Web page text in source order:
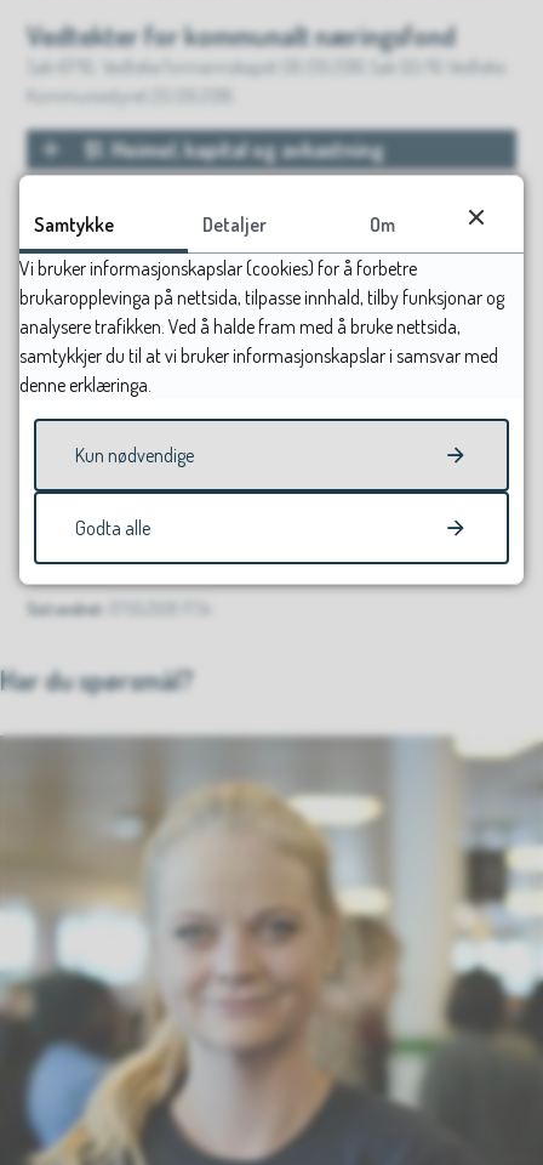
Vedtekter for kommunalt næringsfond
Sak 47/16. Vedteke formannskapet 06.09.2016 Sak 50/16 Vedteke
Kommunestyret 20.09.2016
§1. Heimel, kapital og avkastning
§3. Prioriteringar
§4. Vilkår og avgrensing
§5. Søknadsprosess og forvaltning
§6. Utbetaling, dokumentasjon og klage
Sist endret
Har du spørsmål?
Samtykke Detaljer
Om
Vi bruker informasjonskapslar (cookies) for å forbetre
brukaropplevinga på nettsida, tilpasse innhald, tilby funksjonar og
analysere trafikken. Ved å halde fram med å bruke nettsida,
samtykkjer du til at vi bruker informasjonskapslar i samsvar med
denne erklæringa.
Kun nødvendige
Godta alle